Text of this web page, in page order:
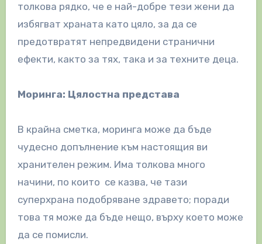
толкова рядко, че е най-добре тези жени да
избягват храната като цяло, за да се
предотвратят непредвидени странични
ефекти, както за тях, така и за техните деца.
Моринга: Цялостна представа
В крайна сметка, моринга може да бъде
чудесно допълнение към настоящия ви
хранителен режим. Има толкова много
начини, по които се казва, че тази
суперхрана подобряване здравето; поради
това тя може да бъде нещо, върху което може
да се помисли.